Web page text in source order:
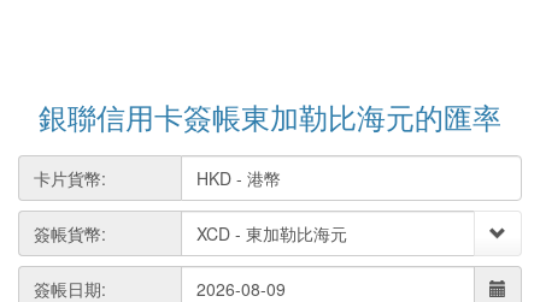
銀聯信用卡簽帳東加勒比海元的匯率
卡片貨幣:
簽帳貨幣:
簽帳日期: